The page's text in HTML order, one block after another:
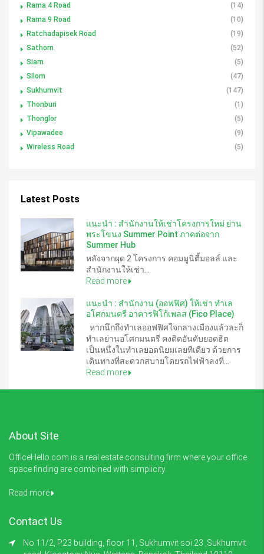
Rama 4 Road
(14)
Rama 9 Road
(10)
Ratchadapisek Road
(19)
Sathorn
(52)
Siam
(5)
Silom
(47)
Sukhumvit
(147)
Thonburi
(1)
Thonglor
(5)
Vipawadee
(9)
Wireless Road
(5)
Latest Posts
แนะนำ : สำนักงานให้เช่าโครงการใหม่ ย่าน
พระโขนง Summer Point ภาคต่อจาก
Summer Hub
หลังจากผุด 2 โครงการ คอมมูนิตี้มอลล์ และ
สำนักงานให้เช่า...
Read more
แนะนำ : สำนักงาน (ออฟฟิศ) ให้เช่า ทำเล
อโศกมนตรี อาคารฟิโก้เพลส (Fico Place)
หากนึกถึงทำเลออฟฟิศใจกลางเมืองแล้วละก็
ทำเลย่านอโศกมนตรี คงติดอันดับยอดฮิต
เป็นหนึ่งในทำเลยอดนิยมเลยทีเดียว ด้วยการ
เดินทางที่สะดวกสบายโดยรถไฟฟ้าลงที่...
Read more
About Site
OfficeHello.com is a real estate consulting firm where your office
space finding are combined with simplicity.
Read more
Contact Us
No.11/2, P23 building, floor 11, Sukhumvit soi 23 ,Sukhumvit